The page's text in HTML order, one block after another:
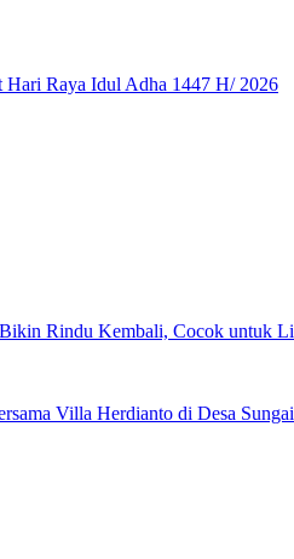
Hari Raya Idul Adha 1447 H/ 2026
Rindu Kembali, Cocok untuk
Villa Herdianto di Desa